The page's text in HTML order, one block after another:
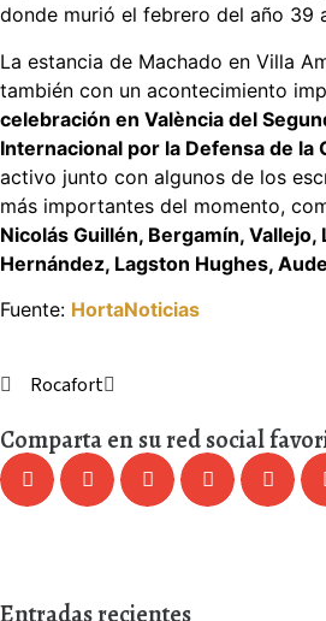
donde murió el febrero del año 39
La estancia de Machado en Villa
también con un acontecimiento
celebración en València del
Internacional por la Defensa de la
activo junto con algunos de los
más importantes del momento,
Nicolás Guillén, Bergamín, Vallejo,
Hernández, Lagston Hughes,
Fuente: HortaNoticias
Rocafort
Comparta en su red social
Entradas recientes